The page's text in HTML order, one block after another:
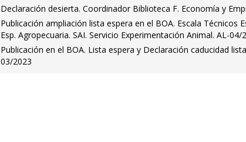
Declaración desierta. Coordinador Biblioteca F. Economía y
Publicación ampliación lista espera en el BOA. Escala Técnicos
Esp. Agropecuaria. SAI. Servicio Experimentación Animal. AL-04/
Publicación en el BOA. Lista espera y Declaración caducidad
03/2023